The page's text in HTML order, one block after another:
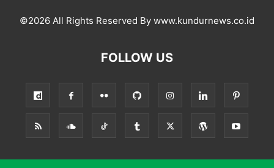
©2026 All Rights Reserved By www.kundurnews.co.id
FOLLOW US